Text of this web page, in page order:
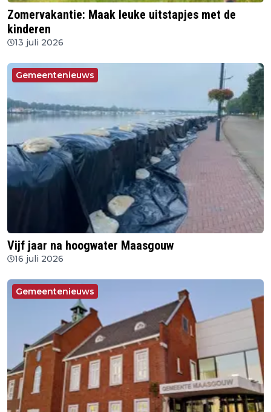
Zomervakantie: Maak leuke uitstapjes met de
kinderen
13 juli 2026
Gemeentenieuws
Vijf jaar na hoogwater Maasgouw
16 juli 2026
Gemeentenieuws